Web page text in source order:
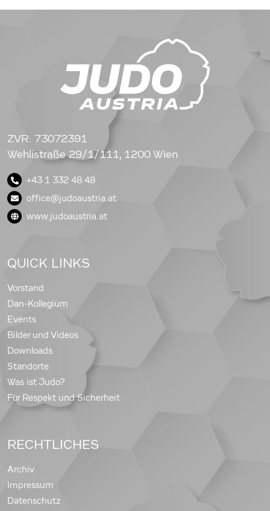
ZVR: 73072391
Wehlistraße 29/1/111, 1200 Wien
+43 1 332 48 48
office@judoaustria.at
www.judoaustria.at
QUICK LINKS
Vorstand
Dan-Kollegium
Events
Bilder und Videos
Downloads
Standorte
Was ist Judo?
Für Respekt und Sicherheit
RECHTLICHES
Archiv
Impressum
Datenschutz